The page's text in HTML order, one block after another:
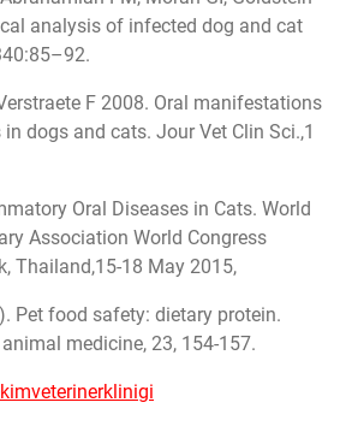
analysis of infected dog and cat
F 2008. Oral manifestations
dogs and cats. Jour Vet Clin Sci.,1
Oral Diseases in Cats. World
Association World Congress
Thailand,15-18 May 2015,
Pet food safety: dietary protein.
medicine, 23, 154-157.